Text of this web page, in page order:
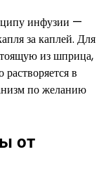
инфузии —
за каплей. Для
из шприца,
в
по желанию
от